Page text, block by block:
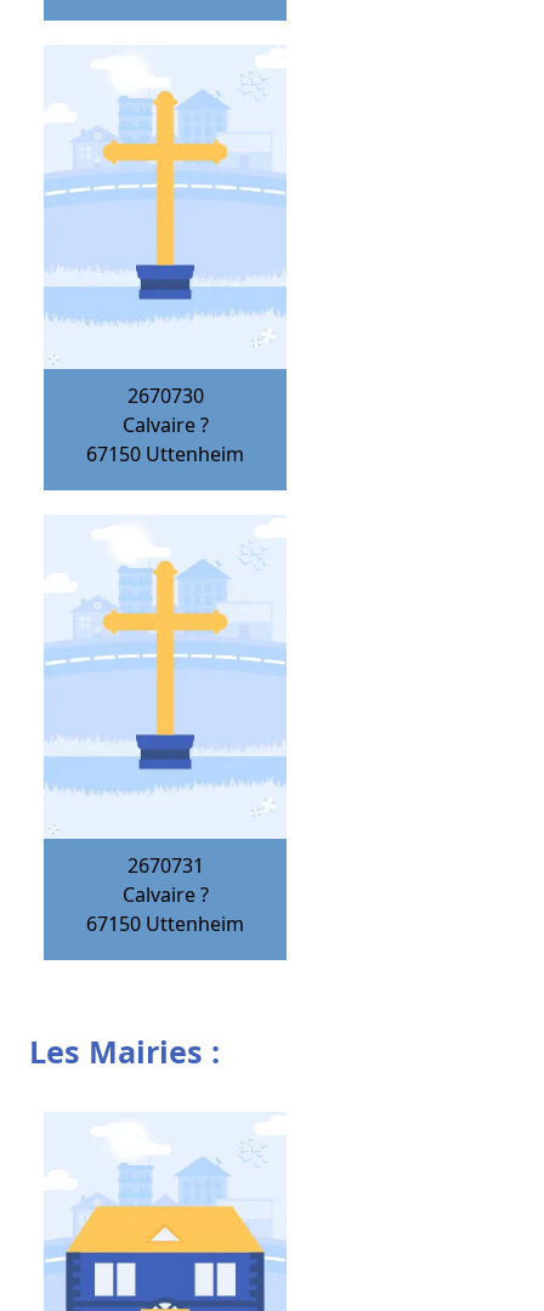
2670730
Calvaire ?
67150 Uttenheim
2670731
Calvaire ?
67150 Uttenheim
Les Mairies :